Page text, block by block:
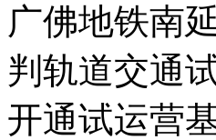
广佛地铁南
判轨道交通
开通试运营